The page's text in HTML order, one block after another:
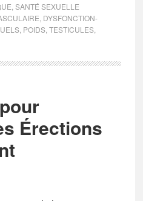
SANTÉ SEXUELLE
DYSFONCTION-
, POIDS, TESTICULES,
Érections